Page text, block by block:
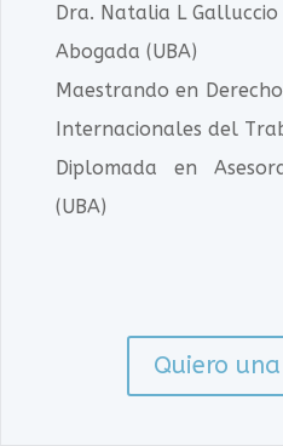
Dra. Natalia L Galluccio
Abogada (UBA)
Maestrando en
Internacionales del
Diplomada en
(UBA)
Quiero